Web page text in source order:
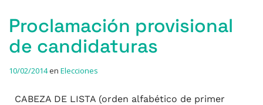
Proclamación provisional
de candidaturas
10/02/2014en Elecciones
CABEZA DE LISTA (orden alfabético de primer